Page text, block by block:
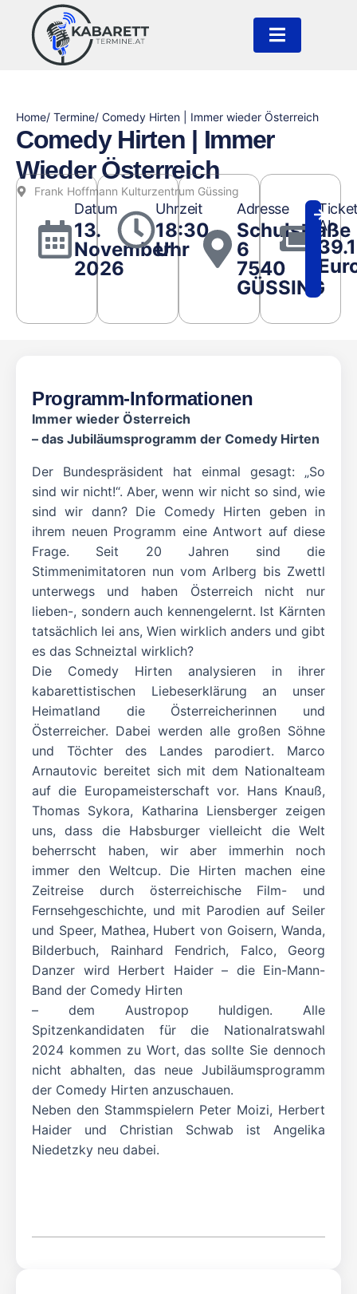
Home/ Termine/ Comedy Hirten | Immer wieder Österreich
Comedy Hirten | Immer
Wieder Österreich
Frank Hoffmann Kulturzentrum Güssing
Datum
13.
November
2026
Uhrzeit
18:30
Uhr
Adresse
Schulstraße
6
7540
GÜSSING
Ab
39.1
Programm-Informationen
Immer wieder Österreich
– das Jubiläumsprogramm der Comedy Hirten
Der Bundespräsident hat einmal gesagt: „So
sind wir nicht!“. Aber, wenn wir nicht so sind, wie
sind wir dann? Die Comedy Hirten geben in
ihrem neuen Programm eine Antwort auf diese
Frage. Seit 20 Jahren sind die
Stimmenimitatoren nun vom Arlberg bis Zwettl
unterwegs und haben Österreich nicht nur
lieben-, sondern auch kennengelernt. Ist Kärnten
tatsächlich lei ans, Wien wirklich anders und gibt
es das Schneiztal wirklich?
Die Comedy Hirten analysieren in ihrer
kabarettistischen Liebeserklärung an unser
Heimatland die Österreicherinnen und
Österreicher. Dabei werden alle großen Söhne
und Töchter des Landes parodiert. Marco
Arnautovic bereitet sich mit dem Nationalteam
auf die Europameisterschaft vor. Hans Knauß,
Thomas Sykora, Katharina Liensberger zeigen
uns, dass die Habsburger vielleicht die Welt
beherrscht haben, wir aber immerhin noch
immer den Weltcup. Die Hirten machen eine
Zeitreise durch österreichische Film- und
Fernsehgeschichte, und mit Parodien auf Seiler
und Speer, Mathea, Hubert von Goisern, Wanda,
Bilderbuch, Rainhard Fendrich, Falco, Georg
Danzer wird Herbert Haider – die Ein-Mann-
Band der Comedy Hirten
– dem Austropop huldigen. Alle
Spitzenkandidaten für die Nationalratswahl
2024 kommen zu Wort, das sollte Sie dennoch
nicht abhalten, das neue Jubiläumsprogramm
der Comedy Hirten anzuschauen.
Neben den Stammspielern Peter Moizi, Herbert
Haider und Christian Schwab ist Angelika
Niedetzky neu dabei.